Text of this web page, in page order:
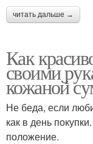
читать дальше →
Как
своими
кожаной
Не беда, если
как в день
положение.